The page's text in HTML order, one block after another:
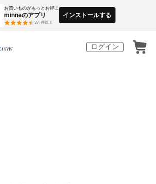
お買いものがもっとお得に
minneのアプリ
3万件以上
インストールする
ログイン